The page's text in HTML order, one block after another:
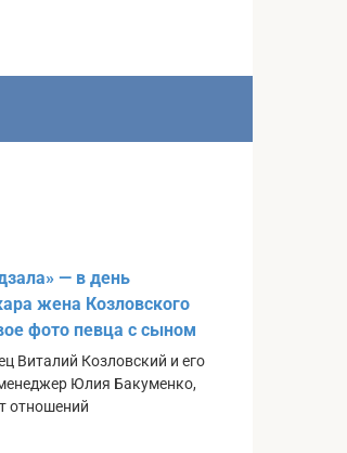
— в день
жена Козловского
фото певца с сыном
Виталий Козловский и его
Юлия Бакуменко,
отношений